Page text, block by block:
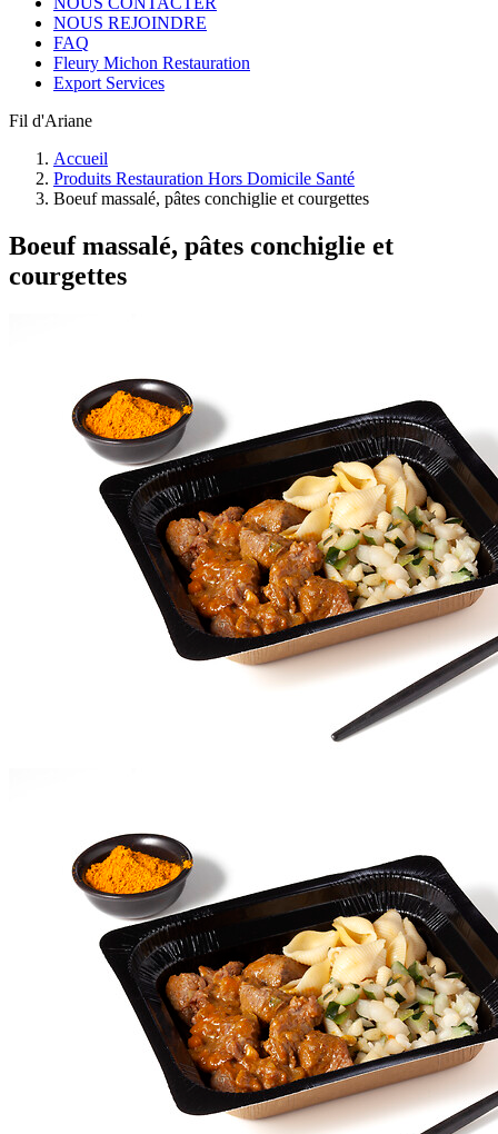
NOUS REJOINDRE
FAQ
Fleury Michon Restauration
Export Services
Fil d'Ariane
Accueil
Produits Restauration Hors Domicile Santé
Boeuf massalé, pâtes conchiglie et courgettes
Boeuf massalé, pâtes conchiglie et
courgettes